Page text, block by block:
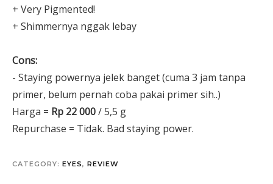
+ Very Pigmented!
+ Shimmernya nggak lebay
Cons:
- Staying powernya jelek banget (cuma 3 jam tanpa
primer, belum pernah coba pakai primer sih..)
Harga = Rp 22 000/ 5,5 g
Repurchase = Tidak. Bad staying power.
CATEGORY: EYES, REVIEW